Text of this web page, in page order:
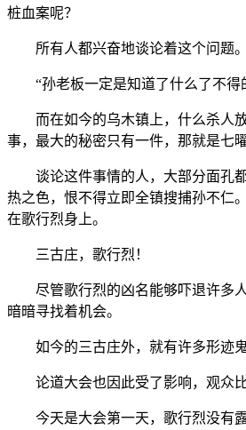
桩血案呢？
所有人都兴奋地谈论着这个问题。
“孙老板一定是知道了什么了不得
而在如今的乌木镇上，什么杀人放
事，最大的秘密只有一件，那就是七曜
谈论这件事情的人，大部分面孔都
热之色，恨不得立即全镇搜捕孙不仁
在歌行烈身上。
三古庄，歌行烈！
尽管歌行烈的凶名能够吓退许多人
暗暗寻找着机会。
如今的三古庄外，就有许多形迹鬼
论道大会也因此受了影响，观众比
今天是大会第一天，歌行烈没有露